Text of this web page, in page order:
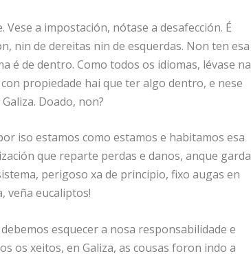
a impostación, nótase a desafección. É
nin de dereitas nin de esquerdas. Non ten esa
é de dentro. Como todos os idiomas, lévase na
propiedade hai que ter algo dentro, e nese
Doado, non?
iso estamos como estamos e habitamos esa
que reparte perdas e danos, anque garda
perigoso xa de principio, fixo augas en
veña eucaliptos!
esquecer a nosa responsabilidade e
os xeitos, en Galiza, as cousas foron indo a